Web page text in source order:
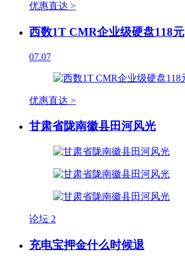
优惠直达 >
西数1T CMR企业级硬盘118元
07.07
优惠直达 >
甘肃省陇南徽县田河风光
论坛 2
充电宝押金什么时候退